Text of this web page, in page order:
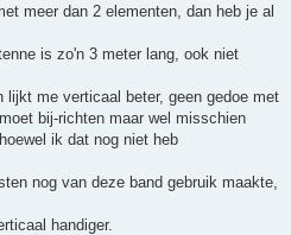
meer dan 2 elementen, dan heb je al
is zo'n 3 meter lang, ook niet
lijkt me verticaal beter, geen gedoe met
bij-richten maar wel misschien
ik dat nog niet heb
nog van deze band gebruik maakte,
handiger.